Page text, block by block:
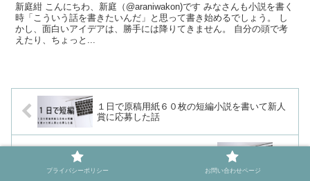
新庭紺 こんにちわ、新庭（@araniwakon)です みなさんも小説を書く
時「こういう話を書きたいんだ」と思って書き始めるでしょう。 し
かし、面白いアイデアは、勝手には降りてきません。 自分の頭で考
えたり、ちょっと...
１日で原稿用紙６０枚の短編小説を書いて新人
賞に応募した話
小説を書く優先度、スマホいじるより高いか低
いか【タイムマネジメント】
プライバシーポリシー お問い合わせページ